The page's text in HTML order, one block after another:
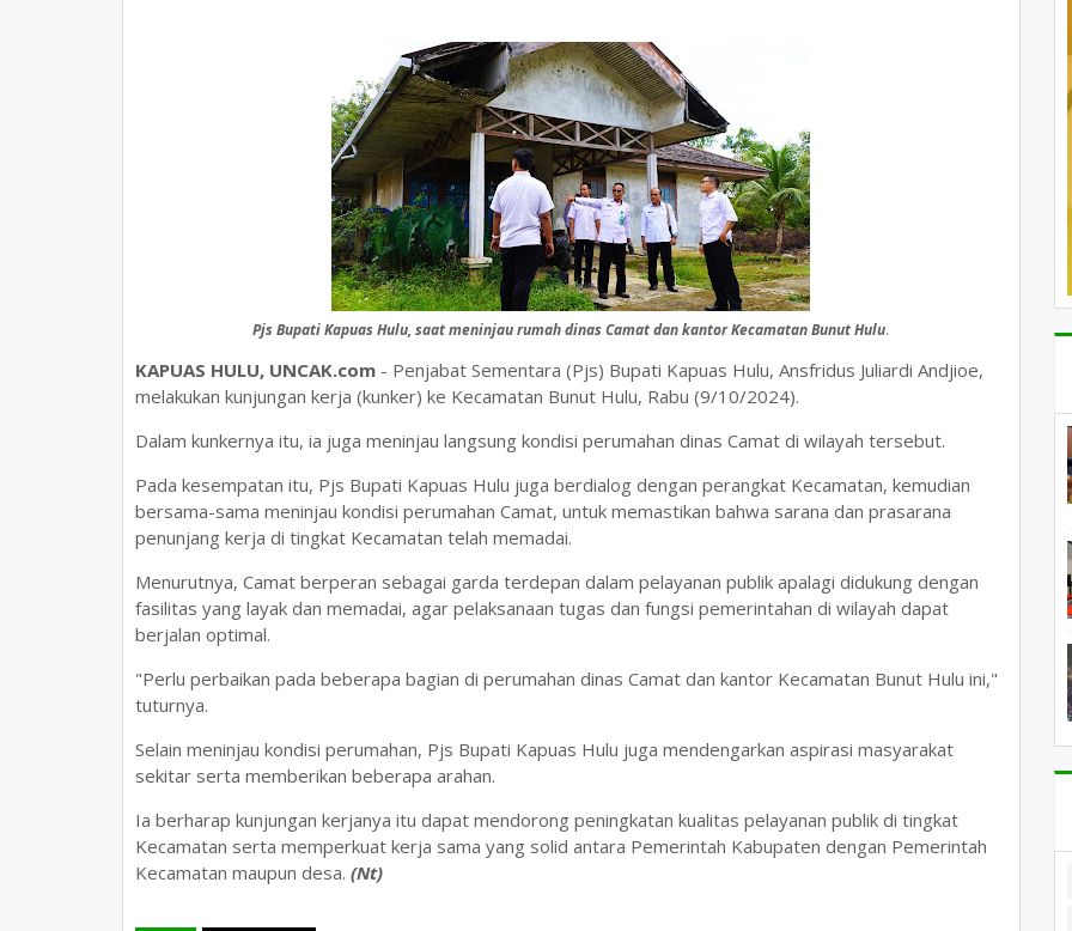
Pjs Bupati Kapuas Hulu, saat meninjau rumah dinas Camat dan kantor Kecamatan Bunut Hulu.
KAPUAS HULU, UNCAK.com - Penjabat Sementara (Pjs) Bupati Kapuas Hulu, Ansfridus Juliardi Andjioe,
melakukan kunjungan kerja (kunker) ke Kecamatan Bunut Hulu, Rabu (9/10/2024).
Dalam kunkernya itu, ia juga meninjau langsung kondisi perumahan dinas Camat di wilayah tersebut.
Pada kesempatan itu, Pjs Bupati Kapuas Hulu juga berdialog dengan perangkat Kecamatan, kemudian
bersama-sama meninjau kondisi perumahan Camat, untuk memastikan bahwa sarana dan prasarana
penunjang kerja di tingkat Kecamatan telah memadai.
Menurutnya, Camat berperan sebagai garda terdepan dalam pelayanan publik apalagi didukung dengan
fasilitas yang layak dan memadai, agar pelaksanaan tugas dan fungsi pemerintahan di wilayah dapat
berjalan optimal.
"Perlu perbaikan pada beberapa bagian di perumahan dinas Camat dan kantor Kecamatan Bunut Hulu ini,"
tuturnya.
Selain meninjau kondisi perumahan, Pjs Bupati Kapuas Hulu juga mendengarkan aspirasi masyarakat
sekitar serta memberikan beberapa arahan.
Ia berharap kunjungan kerjanya itu dapat mendorong peningkatan kualitas pelayanan publik di tingkat
Kecamatan serta memperkuat kerja sama yang solid antara Pemerintah Kabupaten dengan Pemerintah
Kecamatan maupun desa. (Nt)